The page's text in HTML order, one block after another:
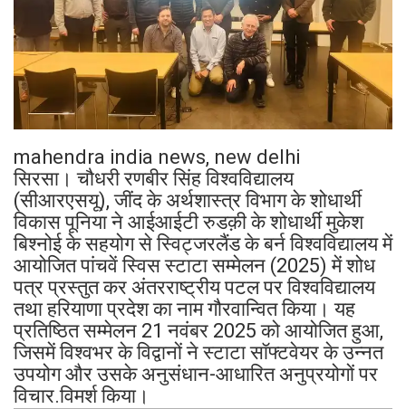
mahendra india news, new delhi
सिरसा। चौधरी रणबीर सिंह विश्वविद्यालय
(सीआरएसयू), जींद के अर्थशास्त्र विभाग के शोधार्थी
विकास पूनिया ने आईआईटी रुडक़ी के शोधार्थी मुकेश
बिश्नोई के सहयोग से स्विट्जरलैंड के बर्न विश्वविद्यालय में
आयोजित पांचवें स्विस स्टाटा सम्मेलन (2025) में शोध
पत्र प्रस्तुत कर अंतरराष्ट्रीय पटल पर विश्वविद्यालय
तथा हरियाणा प्रदेश का नाम गौरवान्वित किया। यह
प्रतिष्ठित सम्मेलन 21 नवंबर 2025 को आयोजित हुआ,
जिसमें विश्वभर के विद्वानों ने स्टाटा सॉफ्टवेयर के उन्नत
उपयोग और उसके अनुसंधान-आधारित अनुप्रयोगों पर
विचार.विमर्श किया।